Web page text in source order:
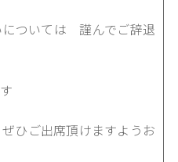
については 謹んでご辞退
ひご出席頂けますようお